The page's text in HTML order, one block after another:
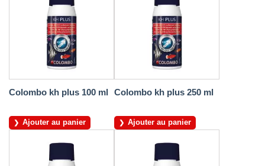
Colombo kh plus 100 ml
Ajouter au panier
Colombo kh plus 250 ml
Ajouter au panier